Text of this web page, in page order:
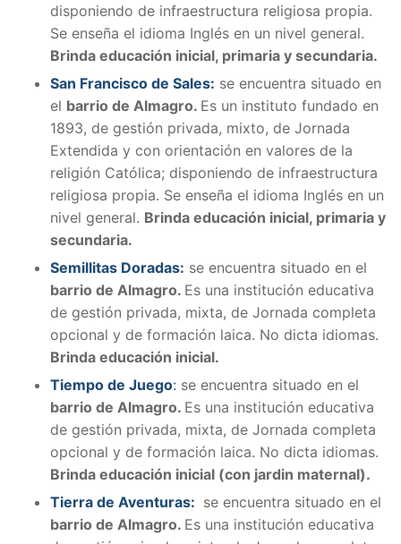
disponiendo de infraestructura religiosa propia.
Se enseña el idioma Inglés en un nivel general.
Brinda educación inicial, primaria y secundaria.
San Francisco de Sales: se encuentra situado en
el barrio de Almagro. Es un instituto fundado en
1893, de gestión privada, mixto, de Jornada
Extendida y con orientación en valores de la
religión Católica; disponiendo de infraestructura
religiosa propia. Se enseña el idioma Inglés en un
nivel general. Brinda educación inicial, primaria y
secundaria.
Semillitas Doradas: se encuentra situado en el
barrio de Almagro. Es una institución educativa
de gestión privada, mixta, de Jornada completa
opcional y de formación laica. No dicta idiomas.
Brinda educación inicial.
Tiempo de Juego: se encuentra situado en el
barrio de Almagro. Es una institución educativa
de gestión privada, mixta, de Jornada completa
opcional y de formación laica. No dicta idiomas.
Brinda educación inicial (con jardin maternal).
Tierra de Aventuras: se encuentra situado en el
barrio de Almagro. Es una institución educativa